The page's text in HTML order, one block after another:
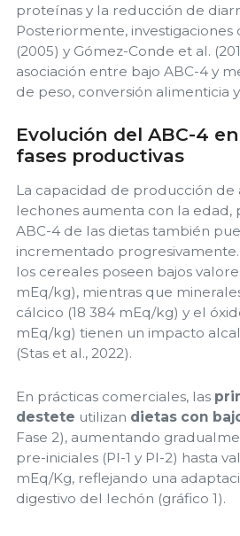
proteínas y la reducción de
Posteriormente, investigaciones
(2005) y Gómez-Conde et al.
asociación entre bajo ABC-4 y
de peso, conversión alimenticia
Evolución del ABC-4
fases productivas
La capacidad de producción
lechones aumenta con la
ABC-4 de las dietas también
incrementado
los cereales poseen bajos
mEq/kg), mientras que
cálcico (18 384 mEq/kg) y el
mEq/kg) tienen un impacto
(Stas et al., 2022).
En prácticas comerciales, las
destete utilizan dietas con
Fase 2), aumentando
pre-iniciales (PI-1 y PI-2) hasta
mEq/Kg, reflejando una
digestivo del lechón (gráfico 1).